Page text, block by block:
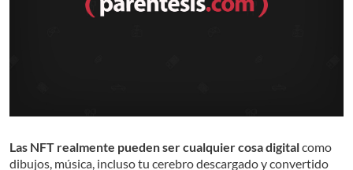
Las NFT realmente pueden ser cualquier cosa digitalcomo
dibujos, música, incluso tu cerebro descargado y convertido